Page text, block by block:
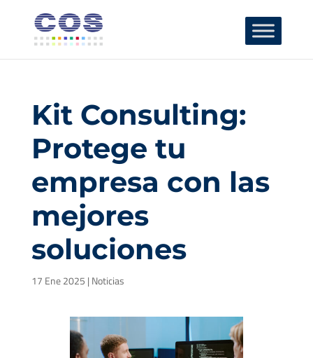
Kit Consulting:
Protege tu
empresa con las
mejores
soluciones
17 Ene 2025 | Noticias